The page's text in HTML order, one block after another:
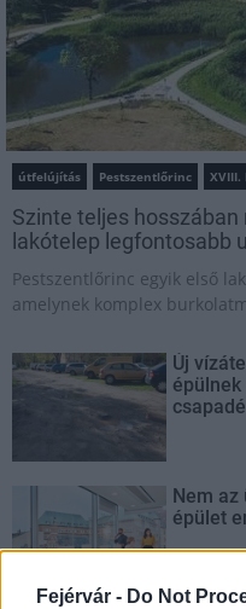
Fejérvár - Do Not
útfelújítás Pestszentlőrinc
Szinte teljes
lakótelep legfontosabb
Pestszentlőrinc egyik első
amelynek komplex
Új
Nem az
épület